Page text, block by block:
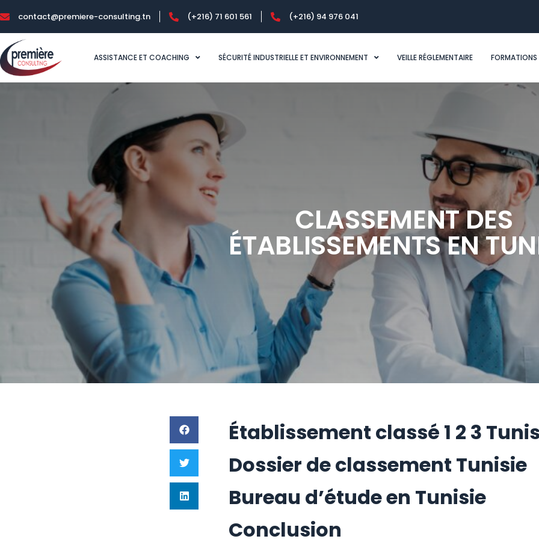
contact@premiere-consulting.tn (+216) 71 601 561 (+216) 94 976 041
ASSISTANCE ET COACHING SÉCURITÉ INDUSTRIELLE ET ENVIRONNEMENT VEILLE RÉGLEMENTAIRE FORMATIONS
CLASSEMENT DES
ÉTABLISSEMENTS EN
Établissement classé 1 2 3
Dossier de classement Tunisie
Bureau d’étude en Tunisie
Conclusion